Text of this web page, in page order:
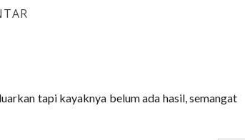
tapi kayaknya belum ada hasil, semangat